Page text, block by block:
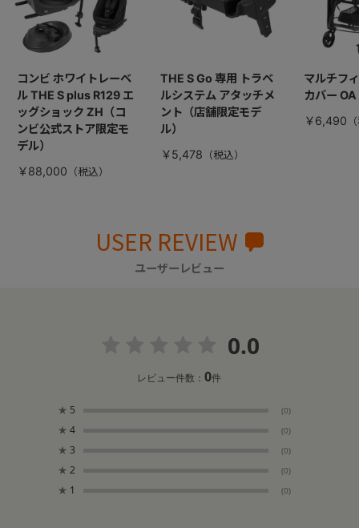
コンビ ホワイトレーベ
ル THE S plus R129 エ
ッグショック ZH（コ
ンビ公式ストア限定モ
デル）
￥88,000
THE S Go 専用 トラベ
ルシステム アタッチメ
ント（店舗限定モデ
ル）
￥5,478
マルチフ
カバー OA
￥6,490
USER REVIEW
ユーザーレビュー
0.0
レビュー件数：0件
★ 5 (0)
★ 4 (0)
★ 3 (0)
★ 2 (0)
★ 1 (0)